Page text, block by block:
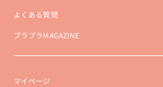
よくある質問
ブラプラMAGAZINE
マイページ